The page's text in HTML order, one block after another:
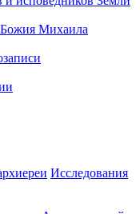
Исследования